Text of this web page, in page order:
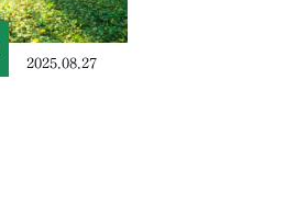
2025.08.27